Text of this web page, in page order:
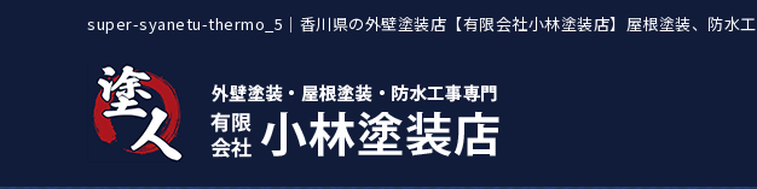
super-syanetu-thermo_5｜香川県の外壁塗装店【有限会社小林塗装店】屋根塗装、防水